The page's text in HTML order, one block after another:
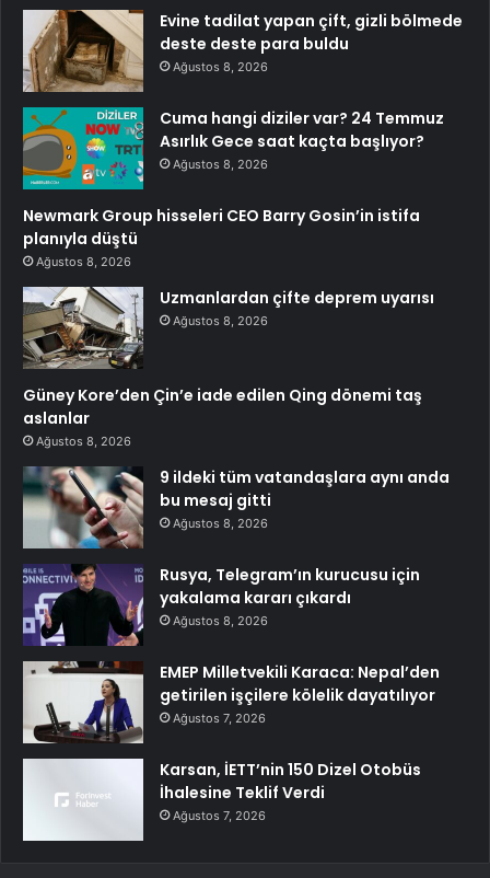
Evine tadilat yapan çift, gizli bölmede
deste deste para buldu
Ağustos 8, 2026
Cuma hangi diziler var? 24 Temmuz
Asırlık Gece saat kaçta başlıyor?
Ağustos 8, 2026
Newmark Group hisseleri CEO Barry Gosin’in istifa
planıyla düştü
Ağustos 8, 2026
Uzmanlardan çifte deprem uyarısı
Ağustos 8, 2026
Güney Kore’den Çin’e iade edilen Qing dönemi taş
aslanlar
Ağustos 8, 2026
9 ildeki tüm vatandaşlara aynı anda
bu mesaj gitti
Ağustos 8, 2026
Rusya, Telegram’ın kurucusu için
yakalama kararı çıkardı
Ağustos 8, 2026
EMEP Milletvekili Karaca: Nepal’den
getirilen işçilere kölelik dayatılıyor
Ağustos 7, 2026
Karsan, İETT’nin 150 Dizel Otobüs
İhalesine Teklif Verdi
Ağustos 7, 2026